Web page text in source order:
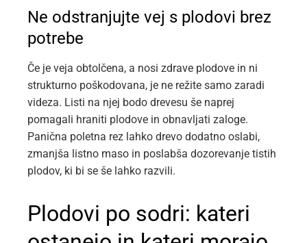
Ne odstranjujte vej s plodovi brez
potrebe
Če je veja obtolčena, a nosi zdrave plodove in ni
strukturno poškodovana, je ne režite samo zaradi
videza. Listi na njej bodo drevesu še naprej
pomagali hraniti plodove in obnavljati zaloge.
Panična poletna rez lahko drevo dodatno oslabi,
zmanjša listno maso in poslabša dozorevanje tistih
plodov, ki bi se še lahko razvili.
Plodovi po sodri: kateri